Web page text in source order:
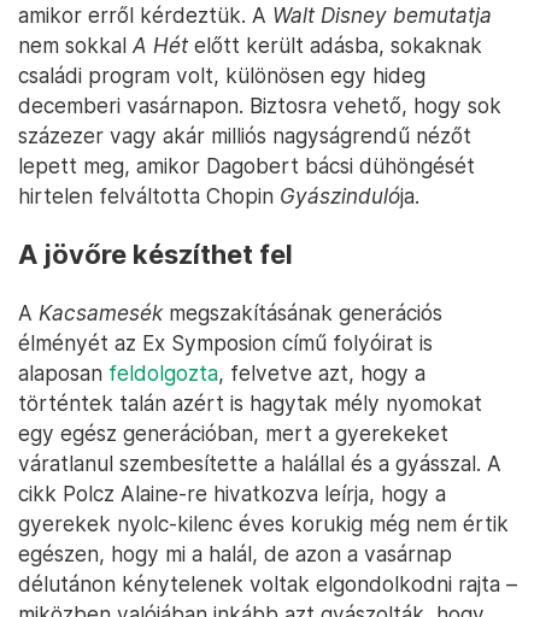
amikor erről kérdeztük. A Walt Disney bemutatja
nem sokkal A Hét előtt került adásba, sokaknak
családi program volt, különösen egy hideg
decemberi vasárnapon. Biztosra vehető, hogy sok
százezer vagy akár milliós nagyságrendű nézőt
lepett meg, amikor Dagobert bácsi dühöngését
hirtelen felváltotta Chopin Gyászindulója.
A jövőre készíthet fel
A Kacsamesék megszakításának generációs
élményét az Ex Symposion című folyóirat is
alaposan feldolgozta, felvetve azt, hogy a
történtek talán azért is hagytak mély nyomokat
egy egész generációban, mert a gyerekeket
váratlanul szembesítette a halállal és a gyásszal. A
cikk Polcz Alaine-re hivatkozva leírja, hogy a
gyerekek nyolc-kilenc éves korukig még nem értik
egészen, hogy mi a halál, de azon a vasárnap
délutánon kénytelenek voltak elgondolkodni rajta –